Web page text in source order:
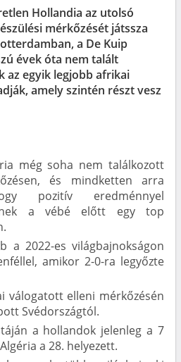
Hollandia az utolsó
mérkőzését játssza
a De Kuip
évek óta nem talált
az egyik legjobb afrikai
amely szintén részt vesz
még soha nem találkozott
és mindketten arra
pozitív eredménnyel
a vébé előtt egy top
a 2022-es világbajnokságon
amikor 2-0-ra legyőzte
válogatott elleni mérkőzésén
Svédországtól.
a hollandok jelenleg a 7
a 28. helyezett.